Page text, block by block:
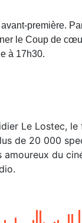
première.
le Coup de
à 17h30.
Le Lostec,
de 20 000
du